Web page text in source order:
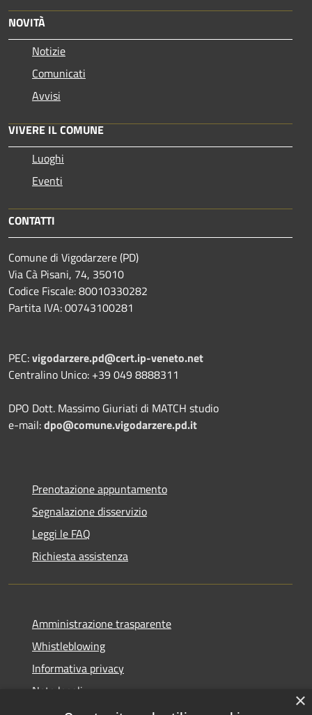
NOVITÀ
Notizie
Comunicati
Avvisi
VIVERE IL COMUNE
Luoghi
Eventi
CONTATTI
Comune di Vigodarzere (PD)
Via Cà Pisani, 74, 35010
Codice Fiscale: 80010330282
Partita IVA: 00743100281
PEC:vigodarzere.pd@cert.ip-veneto.net
Centralino Unico: +39 049 8888311
DPO Dott. Massimo Giuriati di MATCH studio
e-mail:dpo@comune.vigodarzere.pd.it
Prenotazione appuntamento
Segnalazione disservizio
Leggi le FAQ
Richiesta assistenza
Amministrazione trasparente
Whistleblowing
Informativa privacy
Note legali
×